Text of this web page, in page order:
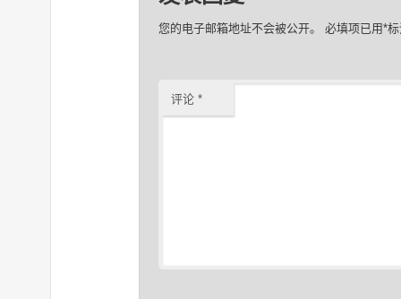
您的电子邮箱地址不会被公开。 必填项已用*
评论 *